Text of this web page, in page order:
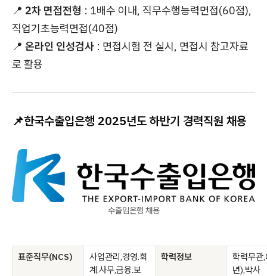
📍 2차 면접전형 : 1배수 이내, 직무수행능력면접(60점),
직업기초능력면접(40점)
📍 온라인 인성검사 : 면접시험 전 실시, 면접시 참고자료
로 활용
📌한국수출입은행 2025년도 하반기 경력직원 채용
수출입은행 채용
표준직무(NCS)
사업관리,경영.회
계.사무,금융.보
학력정보
학력무관
년),박사